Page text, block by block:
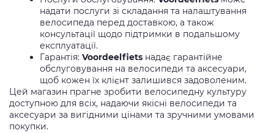
надати послуги зі складання та налаштування
велосипеда перед доставкою, а також
консультації щодо підтримки в подальшому
експлуатації.
Гарантія: Voordeelfiets надає гарантійне
обслуговування на велосипеди та аксесуари,
щоб кожен їх клієнт залишився задоволеним.
Цей магазин прагне зробити велосипедну культуру
доступною для всіх, надаючи якісні велосипеди та
аксесуари за вигідними цінами та зручними умовами
покупки.